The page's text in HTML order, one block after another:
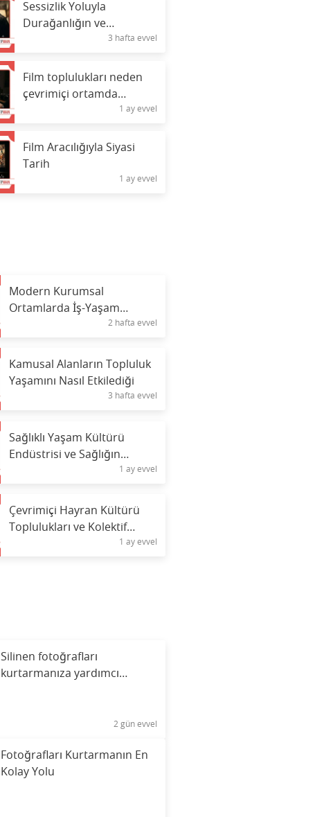
Sessizlik Yoluyla
Durağanlığın ve
Duygusal Gerilimin3 hafta evvel
Film toplulukları neden
çevrimiçi ortamda
1 ay evvel
Film Aracılığıyla Siyasi
Tarih
1 ay evvel
Modern Kurumsal
Ortamlarda İş-Yaşam
2 hafta evvel
Kamusal Alanların Topluluk
Yaşamını Nasıl Etkilediği
3 hafta evvel
Sağlıklı Yaşam Kültürü
Endüstrisi ve Sağlığın
1 ay evvel
Çevrimiçi Hayran Kültürü
Toplulukları ve Kolektif
1 ay evvel
Silinen fotoğrafları
kurtarmanıza yardımcı
2 gün evvel
Fotoğrafları Kurtarmanın En
Kolay Yolu